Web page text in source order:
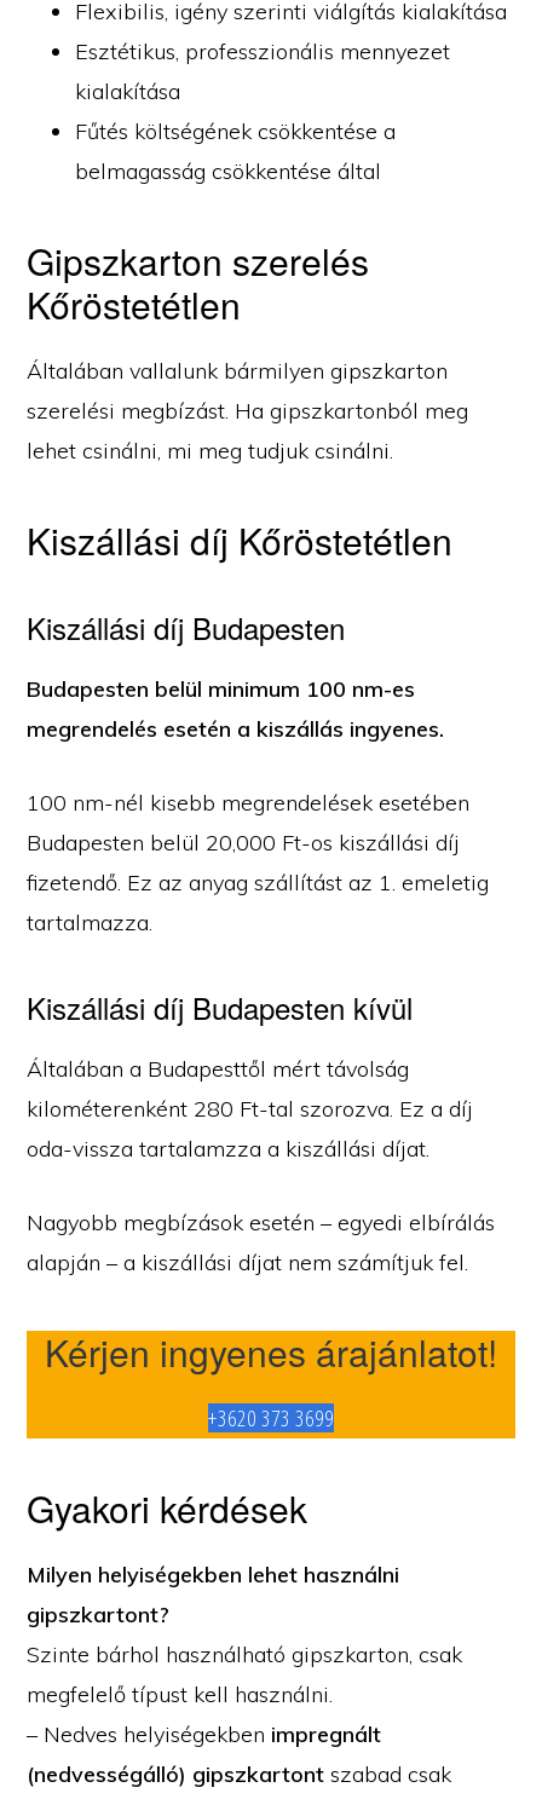
Flexibilis, igény szerinti viálgítás kialakítása
Esztétikus, professzionális mennyezet
kialakítása
Fűtés költségének csökkentése a
belmagasság csökkentése által
Gipszkarton szerelés
Kőröstetétlen
Általában vallalunk bármilyen gipszkarton
szerelési megbízást. Ha gipszkartonból meg
lehet csinálni, mi meg tudjuk csinálni.
Kiszállási díj Kőröstetétlen
Kiszállási díj Budapesten
Budapesten belül minimum 100 nm-es
megrendelés esetén a kiszállás ingyenes.
100 nm-nél kisebb megrendelések esetében
Budapesten belül 20,000 Ft-os kiszállási díj
fizetendő. Ez az anyag szállítást az 1. emeletig
tartalmazza.
Kiszállási díj Budapesten kívül
Általában a Budapesttől mért távolság
kilométerenként 280 Ft-tal szorozva. Ez a díj
oda-vissza tartalamzza a kiszállási díjat.
Nagyobb megbízások esetén – egyedi elbírálás
alapján – a kiszállási díjat nem számítjuk fel.
Kérjen ingyenes árajánlatot!
+3620 373 3699
Gyakori kérdések
Milyen helyiségekben lehet használni
gipszkartont?
Szinte bárhol használható gipszkarton, csak
megfelelő típust kell használni.
– Nedves helyiségekben impregnált
(nedvességálló) gipszkartont szabad csak